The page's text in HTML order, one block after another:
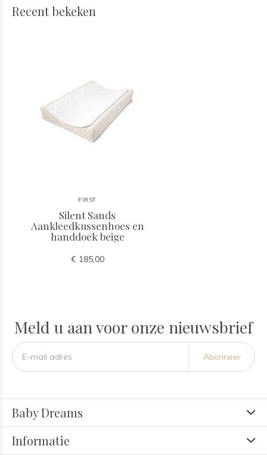
Recent bekeken
FIRST
Silent Sands
Aankleedkussenhoes en
handdoek beige
€ 185,00
Meld u aan voor onze nieuwsbrief
Abonneer
Baby Dreams
Informatie